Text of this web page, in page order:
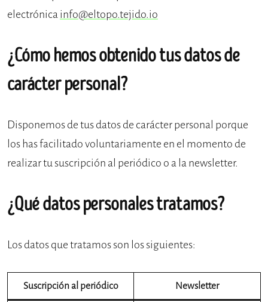
electrónicainfo@eltopo.tejido.io
¿Cómo hemos obtenido tus datos de
carácter personal?
Disponemos de tus datos de carácter personal porque
los has facilitado voluntariamente en el momento de
realizar tu suscripción al periódico o a la newsletter.
¿Qué datos personales tratamos?
Los datos que tratamos son los siguientes:
Suscripción al periódico Newsletter